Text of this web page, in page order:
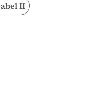
II